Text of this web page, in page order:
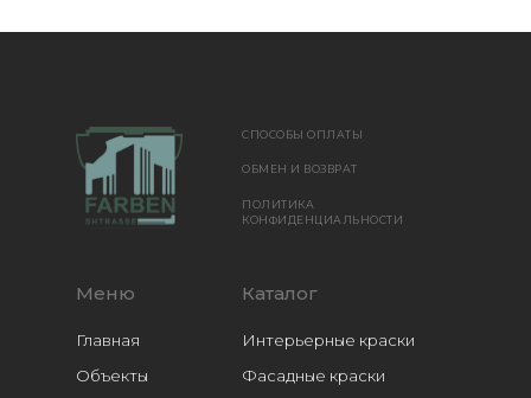
Каталог
Интерьерные краски
Фасадные краски
Меню
Главная
Объекты
ОБМЕН И ВОЗВРАТ
СПОСОБЫ ОПЛАТЫ
ПОЛИТИКА
КОНФИДЕНЦИАЛЬНОСТИ